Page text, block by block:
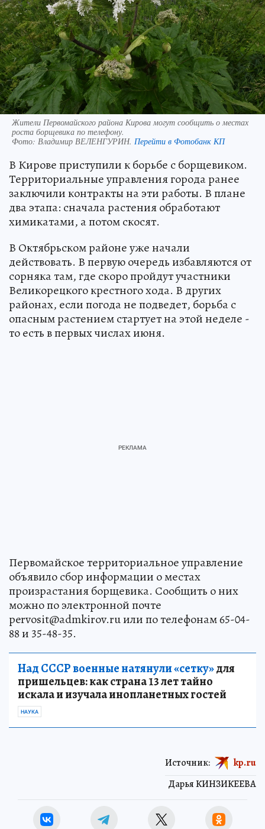
Жители Первомайского района Кирова могут сообщить о местах
роста борщевика по телефону.
Фото: Владимир ВЕЛЕНГУРИН. Перейти в Фотобанк КП
В Кирове приступили к борьбе с борщевиком.
Территориальные управления города ранее
заключили контракты на эти работы. В плане
два этапа: сначала растения обработают
химикатами, а потом скосят.
В Октябрьском районе уже начали
действовать. В первую очередь избавляются от
сорняка там, где скоро пройдут участники
Великорецкого крестного хода. В других
районах, если погода не подведет, борьба с
опасным растением стартует на этой неделе -
то есть в первых числах июня.
Первомайское территориальное управление
объявило сбор информации о местах
произрастания борщевика. Сообщить о них
можно по электронной почте
pervosit@admkirov.ru или по телефонам 65-04-
88 и 35-48-35.
Над СССР военные натянули «сетку»для
пришельцев: как страна 13 лет тайно
искала и изучала инопланетных гостей
НАУКА
Дарья КИНЗИКЕЕВА
Источник: kp.ru